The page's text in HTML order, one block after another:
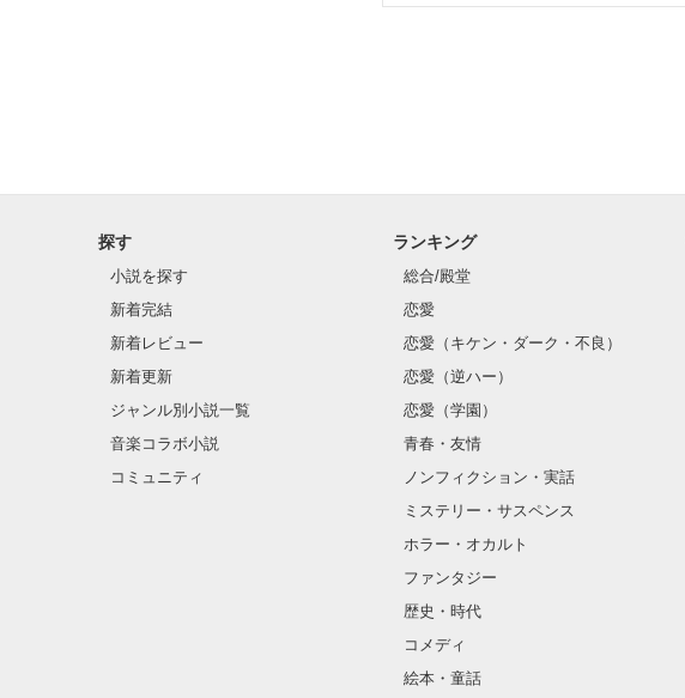
探す
小説を探す
新着完結
新着レビュー
新着更新
ジャンル別小説一覧
音楽コラボ小説
コミュニティ
ランキング
総合/殿堂
恋愛
恋愛（キケン・ダーク・不良）
恋愛（逆ハー）
恋愛（学園）
青春・友情
ノンフィクション・実話
ミステリー・サスペンス
ホラー・オカルト
ファンタジー
歴史・時代
コメディ
絵本・童話